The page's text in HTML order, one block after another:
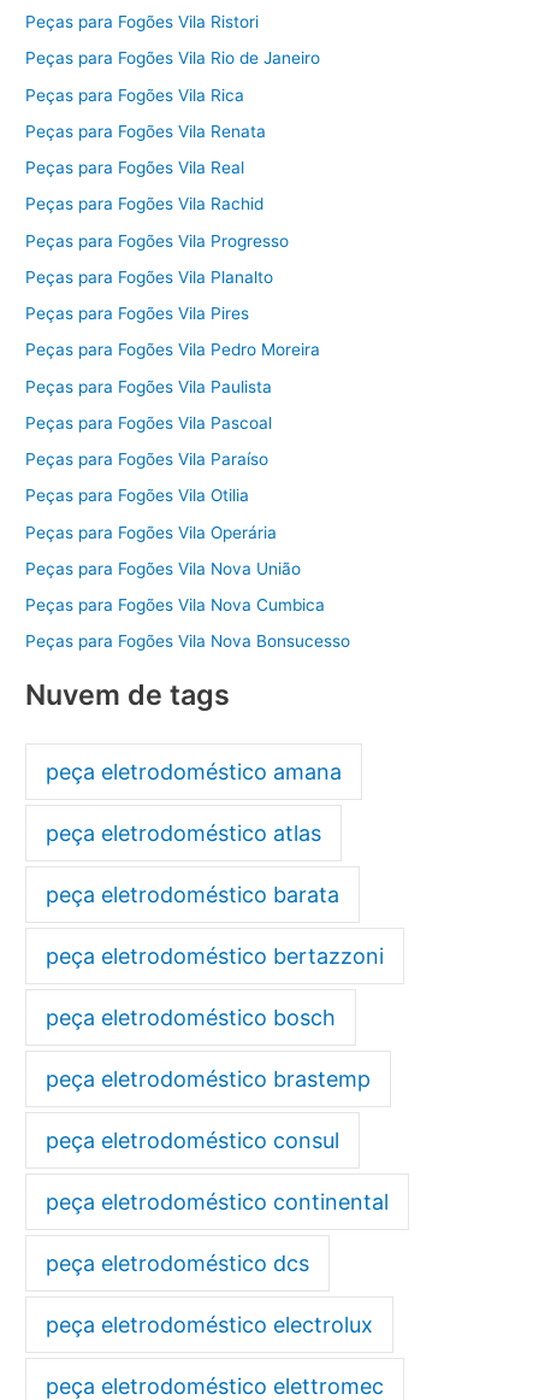
Peças para Fogões Vila Ristori
Peças para Fogões Vila Rio de Janeiro
Peças para Fogões Vila Rica
Peças para Fogões Vila Renata
Peças para Fogões Vila Real
Peças para Fogões Vila Rachid
Peças para Fogões Vila Progresso
Peças para Fogões Vila Planalto
Peças para Fogões Vila Pires
Peças para Fogões Vila Pedro Moreira
Peças para Fogões Vila Paulista
Peças para Fogões Vila Pascoal
Peças para Fogões Vila Paraíso
Peças para Fogões Vila Otilia
Peças para Fogões Vila Operária
Peças para Fogões Vila Nova União
Peças para Fogões Vila Nova Cumbica
Peças para Fogões Vila Nova Bonsucesso
Nuvem de tags
peça eletrodoméstico amana
peça eletrodoméstico atlas
peça eletrodoméstico barata
peça eletrodoméstico bertazzoni
peça eletrodoméstico bosch
peça eletrodoméstico brastemp
peça eletrodoméstico consul
peça eletrodoméstico continental
peça eletrodoméstico dcs
peça eletrodoméstico electrolux
peça eletrodoméstico elettromec